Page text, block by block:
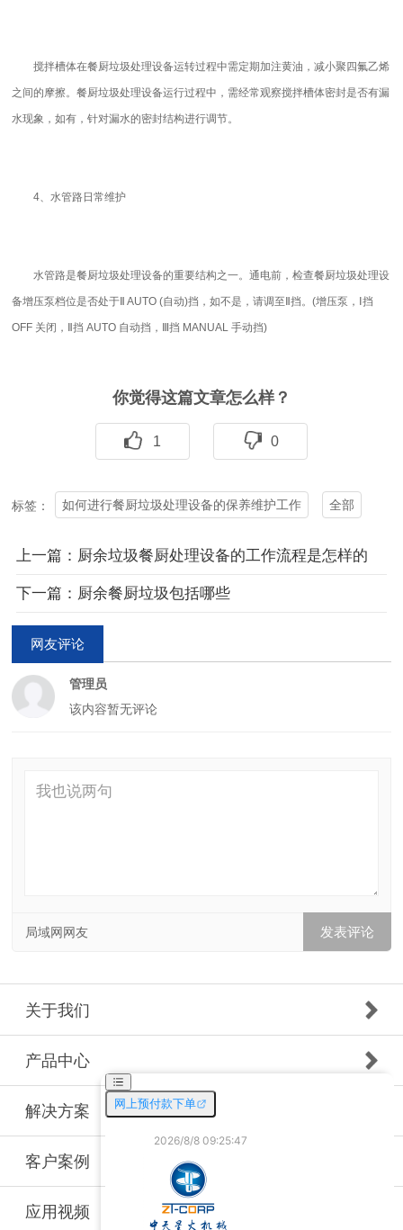
搅拌槽体在餐厨垃圾处理设备运转过程中需定期加注黄油，减小聚四氟乙烯
之间的摩擦。餐厨垃圾处理设备运行过程中，需经常观察搅拌槽体密封是否有漏
水现象，如有，针对漏水的密封结构进行调节。
4、水管路日常维护
水管路是餐厨垃圾处理设备的重要结构之一。通电前，检查餐厨垃圾处理设
备增压泵档位是否处于Ⅱ AUTO (自动)挡，如不是，请调至Ⅱ挡。(增压泵，Ⅰ挡
OFF 关闭，Ⅱ挡 AUTO 自动挡，Ⅲ挡 MANUAL 手动挡)
你觉得这篇文章怎么样？
1 0
标签： 如何进行餐厨垃圾处理设备的保养维护工作 全部
上一篇：厨余垃圾餐厨处理设备的工作流程是怎样的
下一篇：厨余餐厨垃圾包括哪些
网友评论
管理员
该内容暂无评论
局域网网友
关于我们
产品中心
解决方案
客户案例
应用视频